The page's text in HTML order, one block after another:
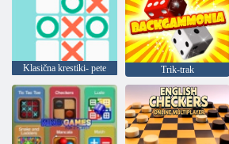
Klasična krestiki- pete Trik-trak